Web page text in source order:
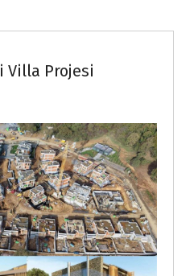
Villa Projesi